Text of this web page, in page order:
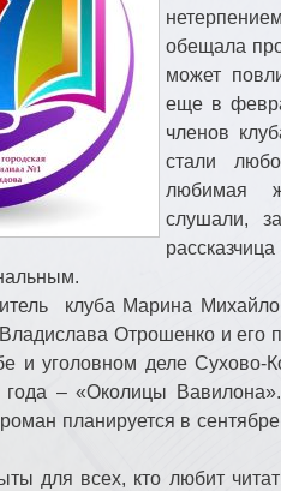
обещала
может
еще в
членов
стали
любимая
слушали,
клуба Марина
Отрошенко и
и уголовном деле Сухово-
года – «Околицы
планируется в
для всех, кто любит